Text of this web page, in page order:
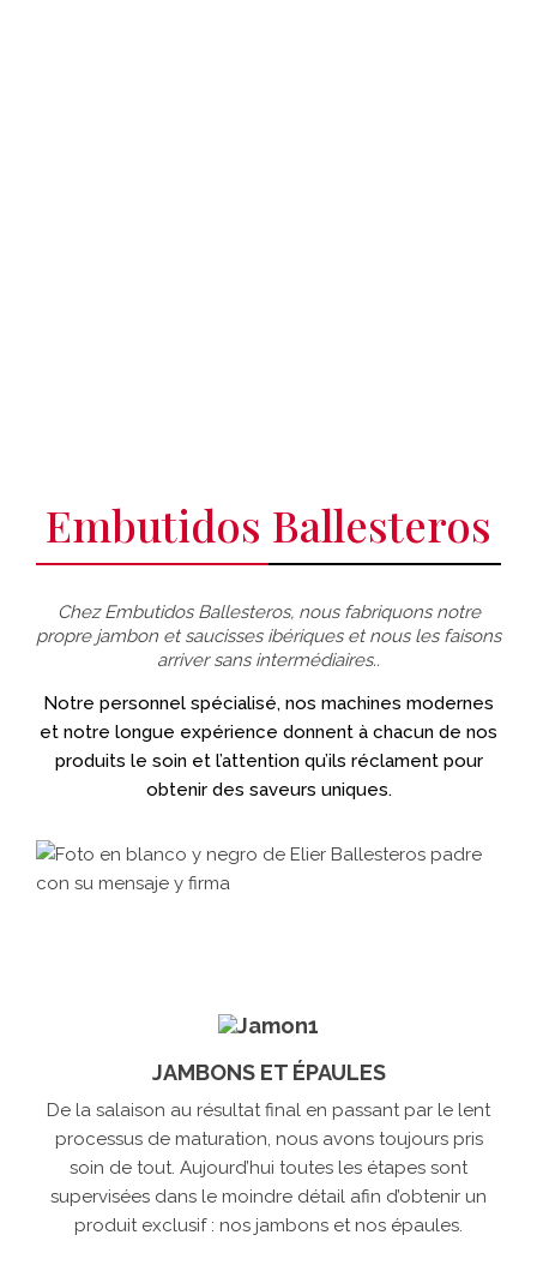
Embutidos Ballesteros
Chez Embutidos Ballesteros, nous fabriquons notre
propre jambon et saucisses ibériques et nous les faisons
arriver sans intermédiaires..
Notre personnel spécialisé, nos machines modernes
et notre longue expérience donnent à chacun de nos
produits le soin et l’attention qu’ils réclament pour
obtenir des saveurs uniques.
JAMBONS ET ÉPAULES
De la salaison au résultat final en passant par le lent
processus de maturation, nous avons toujours pris
soin de tout. Aujourd’hui toutes les étapes sont
supervisées dans le moindre détail afin d’obtenir un
produit exclusif : nos jambons et nos épaules.